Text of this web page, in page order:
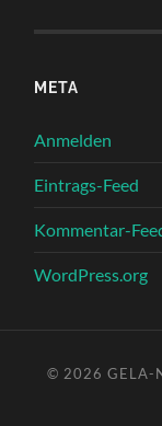
META
Anmelden
Eintrags-Feed
Kommentar-
WordPress.org
© 2026GELA-